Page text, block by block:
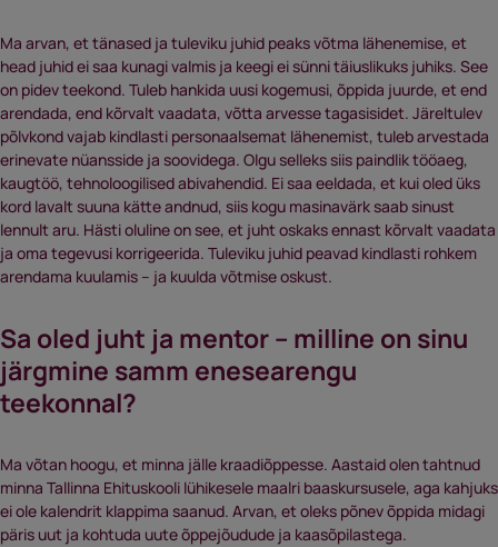
Ma arvan, et tänased ja tuleviku juhid peaks võtma lähenemise, et
head juhid ei saa kunagi valmis ja keegi ei sünni täiuslikuks juhiks. See
on pidev teekond. Tuleb hankida uusi kogemusi, õppida juurde, et end
arendada, end kõrvalt vaadata, võtta arvesse tagasisidet. Järeltulev
põlvkond vajab kindlasti personaalsemat lähenemist, tuleb arvestada
erinevate nüansside ja soovidega. Olgu selleks siis paindlik tööaeg,
kaugtöö, tehnoloogilised abivahendid. Ei saa eeldada, et kui oled üks
kord lavalt suuna kätte andnud, siis kogu masinavärk saab sinust
lennult aru. Hästi oluline on see, et juht oskaks ennast kõrvalt vaadata
ja oma tegevusi korrigeerida. Tuleviku juhid peavad kindlasti rohkem
arendama kuulamis – ja kuulda võtmise oskust.
Sa oled juht ja mentor – milline on sinu
järgmine samm enesearengu
teekonnal?
Ma võtan hoogu, et minna jälle kraadiõppesse. Aastaid olen tahtnud
minna Tallinna Ehituskooli lühikesele maalri baaskursusele, aga kahjuks
ei ole kalendrit klappima saanud. Arvan, et oleks põnev õppida midagi
päris uut ja kohtuda uute õppejõudude ja kaasõpilastega.